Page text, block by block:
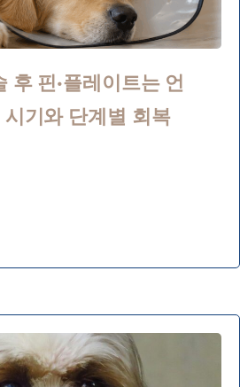
후 핀·플레이트는 언
기와 단계별 회복